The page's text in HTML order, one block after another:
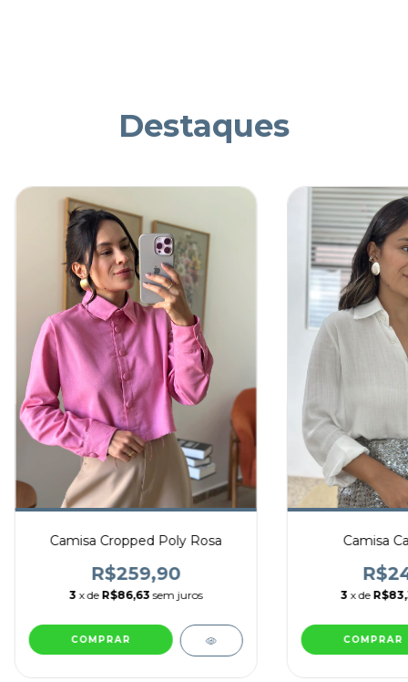
Destaques
Camisa Cropped Poly Rosa
R$259,90
3 x de R$86,63 sem juros
COMPRAR
Camisa
3 x de
COMPRAR